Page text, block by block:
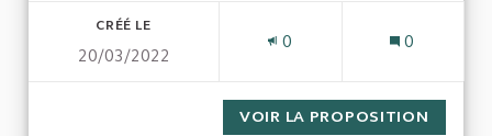
CRÉÉ LE
20/03/2022
0 0
VOIR LA PROPOSITION